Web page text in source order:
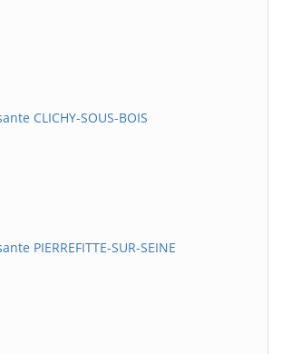
CLICHY-SOUS-BOIS
PIERREFITTE-SUR-SEINE